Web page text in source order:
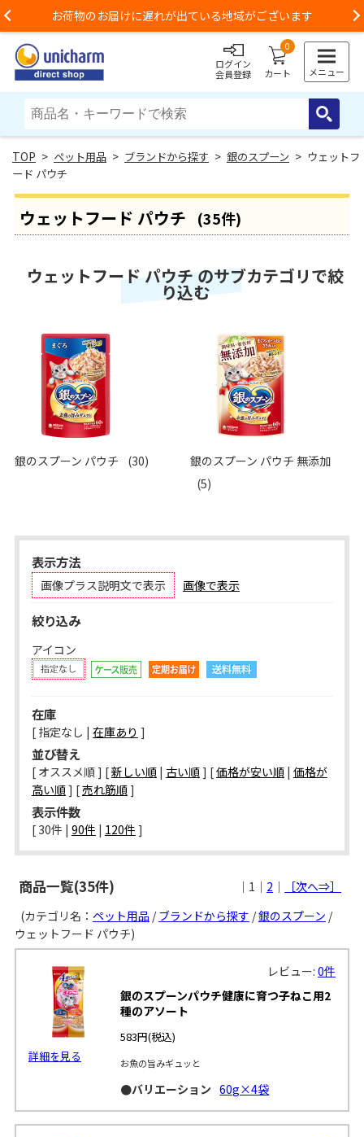
Previousお荷物のお届けに遅れが出ている地域がございます
ログイン
会員登録
0
カート メニュー
> ペット用品 > ブランドから探す > 銀のスプーン > ウェットフ
ード パウチ
ウェットフード パウチ (35件)
ウェットフード パウチ のサブカテゴリで絞
り込む
銀のスプーン パウチ (30)
銀のスプーン パウチ 無添加
(5)
表示方法
画像プラス説明文で表示 画像で表示
絞り込み
アイコン
在庫
[ 指定なし | 在庫あり ]
並び替え
[ オススメ順 ] [新しい順| 古い順] [価格が安い順| 価格が
高い順] [売れ筋順]
表示件数
[ 30件 | 90件 | 120件 ]
商品一覧(35件) ｜1｜ 2 ｜
［次へ⇒］
(カテゴリ名： ペット用品 /ブランドから探す /銀のスプーン /
ウェットフード パウチ)
詳細を見る
レビュー:0件
銀のスプーンパウチ健康に育つ子ねこ用2
種のアソート
583円(税込)
お魚の旨みギュッと
●バリエーション 60g×4袋